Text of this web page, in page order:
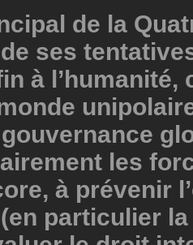
de la
ses
à l’humanité,
les
à prévenir
particulier